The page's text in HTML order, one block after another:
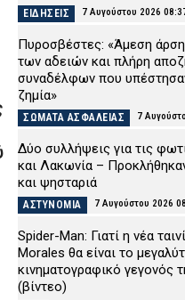
ΕΙΔΗΣΕΙΣ 7 Αυγούστου 2026
Πυροσβέστες: «Άμεση
των αδειών και πλήρη
συναδέλφων που
ζημία»
ΣΩΜΑΤΑ ΑΣΦΑΛΕΙΑΣ 7
Δύο συλλήψεις για τις
και Λακωνία –
και ψησταριά
ΑΣΤΥΝΟΜΙΑ 7 Αυγούστου 2026
Spider-Man: Γιατί η νέα
Morales θα είναι το
κινηματογραφικό γεγονός
(βίντεο)